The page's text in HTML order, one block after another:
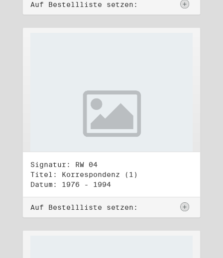
Auf Bestellliste setzen:
Signatur: RW 04
Titel: Korrespondenz (1)
Datum: 1976 - 1994
Auf Bestellliste setzen: